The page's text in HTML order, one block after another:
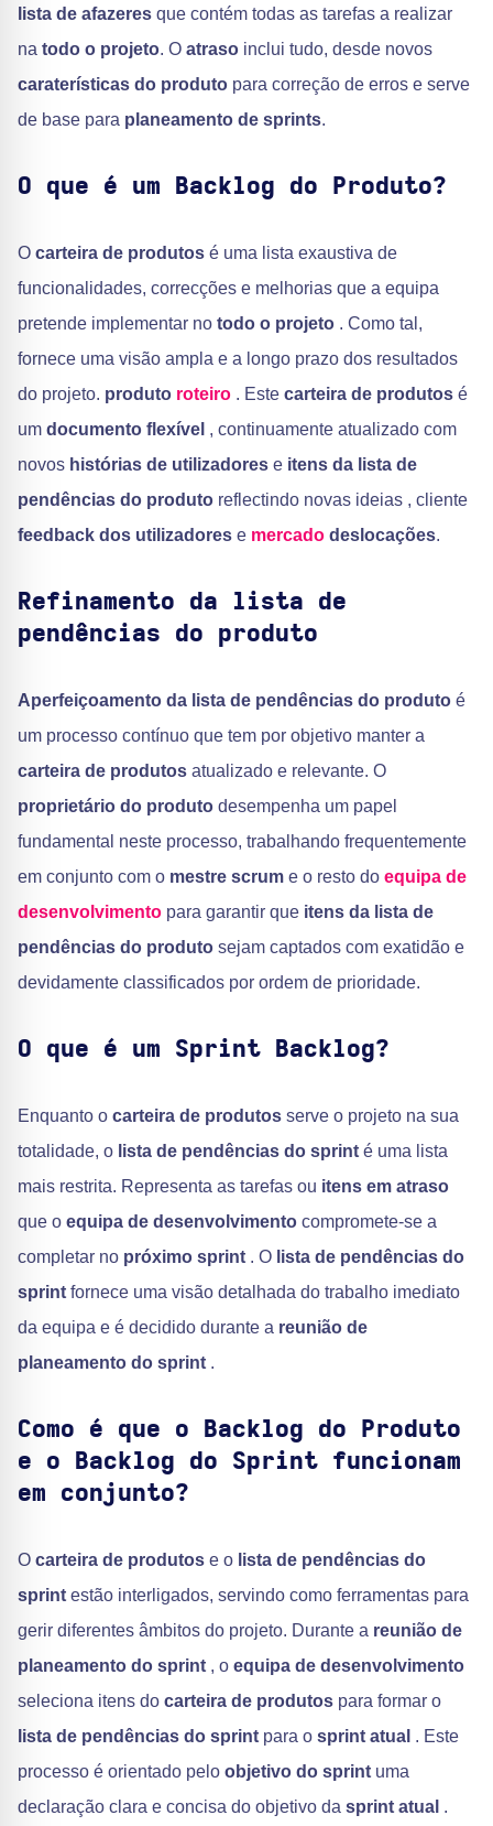
lista de afazeres que contém todas as tarefas a realizar
na todo o projeto. O atraso inclui tudo, desde novos
caraterísticas do produto para correção de erros e serve
de base para planeamento de sprints.
O que é um Backlog do Produto?
O carteira de produtos é uma lista exaustiva de
funcionalidades, correcções e melhorias que a equipa
pretende implementar no todo o projeto . Como tal,
fornece uma visão ampla e a longo prazo dos resultados
do projeto. produto roteiro . Este carteira de produtos é
um documento flexível , continuamente atualizado com
novos histórias de utilizadores e itens da lista de
pendências do produto reflectindo novas ideias , cliente
feedback dos utilizadores e mercado deslocações.
Refinamento da lista de
pendências do produto
Aperfeiçoamento da lista de pendências do produto é
um processo contínuo que tem por objetivo manter a
carteira de produtos atualizado e relevante. O
proprietário do produto desempenha um papel
fundamental neste processo, trabalhando frequentemente
em conjunto com o mestre scrum e o resto do equipa de
desenvolvimento para garantir que itens da lista de
pendências do produto sejam captados com exatidão e
devidamente classificados por ordem de prioridade.
O que é um Sprint Backlog?
Enquanto o carteira de produtos serve o projeto na sua
totalidade, o lista de pendências do sprint é uma lista
mais restrita. Representa as tarefas ou itens em atraso
que o equipa de desenvolvimento compromete-se a
completar no próximo sprint . O lista de pendências do
sprint fornece uma visão detalhada do trabalho imediato
da equipa e é decidido durante a reunião de
planeamento do sprint .
Como é que o Backlog do Produto
e o Backlog do Sprint funcionam
em conjunto?
O carteira de produtos e o lista de pendências do
sprint estão interligados, servindo como ferramentas para
gerir diferentes âmbitos do projeto. Durante a reunião de
planeamento do sprint , o equipa de desenvolvimento
seleciona itens do carteira de produtos para formar o
lista de pendências do sprint para o sprint atual . Este
processo é orientado pelo objetivo do sprint uma
declaração clara e concisa do objetivo da sprint atual .